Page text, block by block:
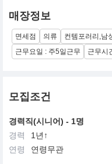
디어를 통해 세상과 소통하고
매장정보
면세점 의류 컨템포러리,남
근무요일 : 주5일근무
근무시
모집조건
경력직(시니어) - 1명
경력
1년↑
연령
연령무관